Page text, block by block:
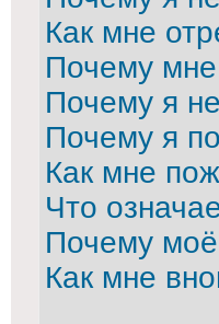
Как мне
Почему
Почему я
Почему я
Как мне
Что
Почему
Как мне